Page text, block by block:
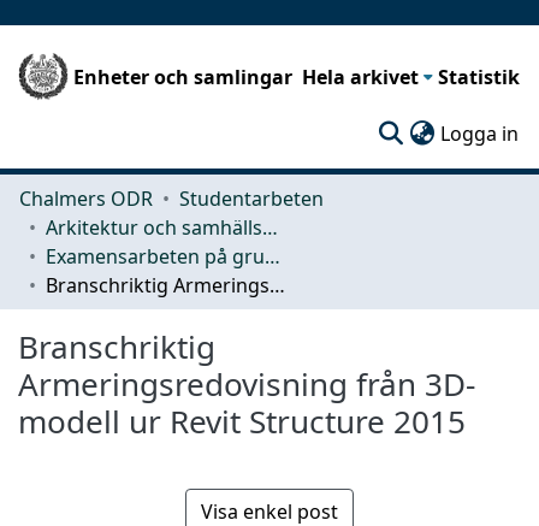
Enheter och samlingar Hela arkivet Statistik
Logga in
Chalmers ODR
Studentarbeten
Arkitektur och samhällsbyggnadsteknik (ACE)
Examensarbeten på grundnivå
Branschriktig Armeringsredovisning från 3D-modell ur Revit Structure 2015
Branschriktig
Armeringsredovisning från 3D-
modell ur Revit Structure 2015
Visa enkel post